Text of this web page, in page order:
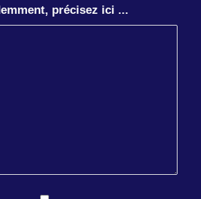
précisez ici ...